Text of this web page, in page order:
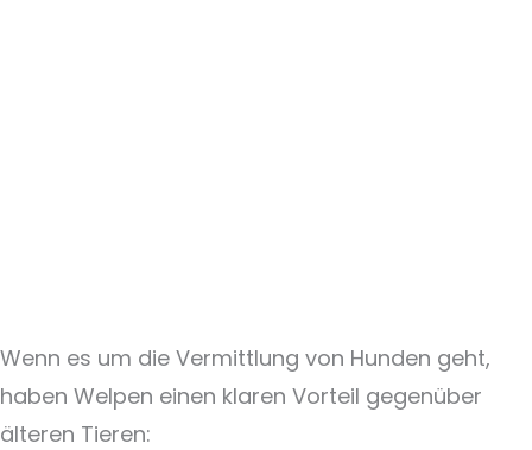
Wenn es um die Vermittlung von Hunden geht,
haben Welpen einen klaren Vorteil gegenüber
älteren Tieren: